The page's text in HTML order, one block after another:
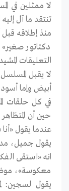
لا ممثلين في
تنتقد ما آل
منذ إطلاقه
التعليقات
لا يقبل
أبيض وإما
في كل حلقات
حين أن
عندما يقول
يقول جميل،
انه «استقى
معكوسة»،
يقول لسجين: